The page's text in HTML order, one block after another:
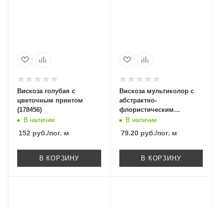
Вискоза голубая с
цветочным принтом
(178456)
В наличии
152 руб./пог. м
В КОРЗИНУ
Вискоза мультиколор с
абстрактно-
флористическим
принтом (181477-6)
В наличии
79.20руб./пог. м
В КОРЗИНУ